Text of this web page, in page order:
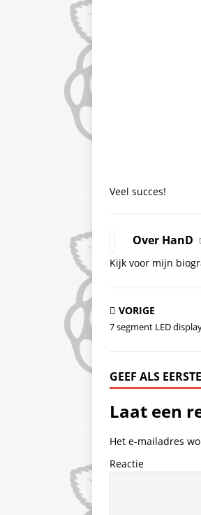
Veel succes!
Over HanD
Kijk voor mijn
VORIGE
7 segment LED
GEEF ALS
Laat een
Het e-mailadres
Reactie